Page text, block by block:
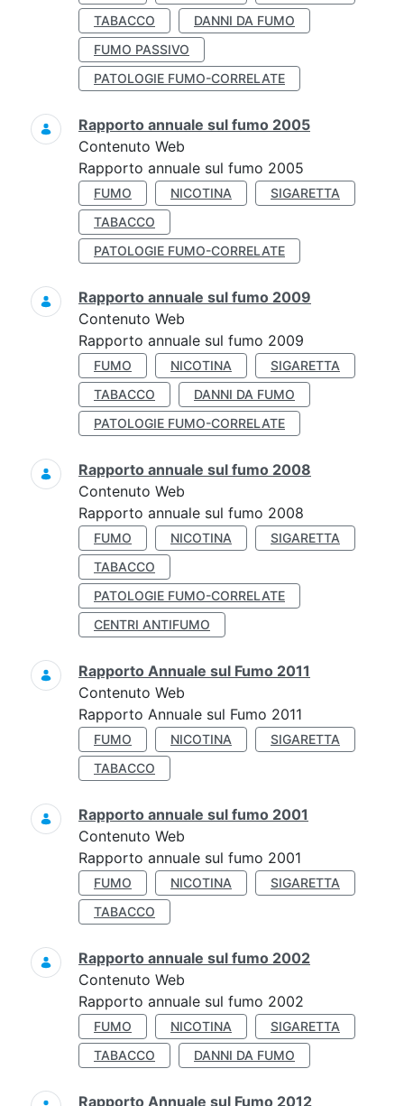
TABACCO
DANNI DA FUMO
FUMO PASSIVO
PATOLOGIE FUMO-CORRELATE
Rapporto annuale sul fumo 2005
Contenuto Web
Rapporto annuale sul fumo 2005
FUMO NICOTINA
SIGARETTA
TABACCO
PATOLOGIE FUMO-CORRELATE
Rapporto annuale sul fumo 2009
Contenuto Web
Rapporto annuale sul fumo 2009
FUMO NICOTINA
SIGARETTA
TABACCO
DANNI DA FUMO
PATOLOGIE FUMO-CORRELATE
Rapporto annuale sul fumo 2008
Contenuto Web
Rapporto annuale sul fumo 2008
FUMO NICOTINA
SIGARETTA
TABACCO
PATOLOGIE FUMO-CORRELATE
CENTRI ANTIFUMO
Rapporto Annuale sul Fumo 2011
Contenuto Web
Rapporto Annuale sul Fumo 2011
FUMO NICOTINA
SIGARETTA
TABACCO
Rapporto annuale sul fumo 2001
Contenuto Web
Rapporto annuale sul fumo 2001
FUMO NICOTINA
SIGARETTA
TABACCO
Rapporto annuale sul fumo 2002
Contenuto Web
Rapporto annuale sul fumo 2002
FUMO NICOTINA
SIGARETTA
TABACCO
DANNI DA FUMO
Rapporto Annuale sul Fumo 2012